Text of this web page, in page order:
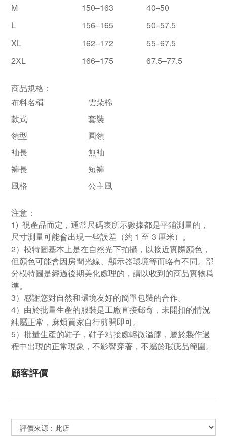
M
150–163
40–50
L
156–165
50–57.5
XL
162–172
55–67.5
2XL
166–175 67.5–77.5
商品規格：
布料名稱
雲朵棉
款式
套裝
領型
圓領
袖長
無袖
褲長
短褲
風格
公主風
注意：
1) 視產品而定，通常尺碼表所示數據都是平鋪測量的，
尺寸測量可能會出現一些誤差（約 1 至 3 厘米）。
2）模特圖基本上是在自然光下拍攝，以接近實際顏色，
但顏色可能會因房間光線、顯示器環境等而略有不同。部
分模特圖是經過後期美化處理的，請以收到的商品實物爲
準。
3）感謝您對自然和環境友好的簡單包裝的合作。
4）由於批量生產的服裝是工廠直接郵寄，未開扣的情況
純屬正常，麻煩買家自行剪開即可。
5）批量生產的鞋子，鞋子粘接處輕微溢膠，屬於製作過
程中出現的正常現象，不影響穿著，不屬於瑕疵品範圍。
顧客評價